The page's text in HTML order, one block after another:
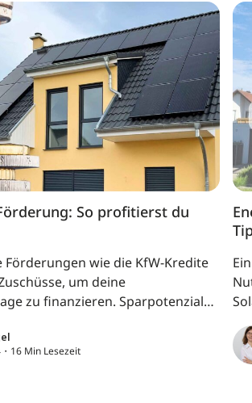
So profitierst du
wie die KfW-Kredite
um deine
zu finanzieren. Sparpotenziale
und Einspeisevergütung
noch rentabler. Entdecke, wie
Kosten senkst, unabhängig
16 Min Lesezeit